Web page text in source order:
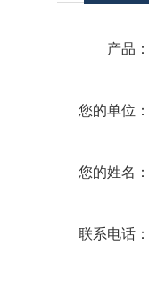
产品
您的单位
您的姓名
联系电话